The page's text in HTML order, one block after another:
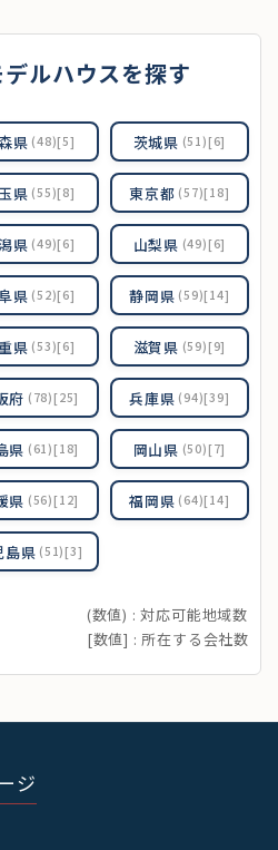
ルハウスを探す
県 (48)[5] 茨城県 (51)[6]
県 (55)[8] 東京都 (57)[18]
県 (49)[6] 山梨県 (49)[6]
県 (52)[6] 静岡県 (59)[14]
県 (53)[6] 滋賀県 (59)[9]
府 (78)[25] 兵庫県 (94)[39]
県 (61)[18] 岡山県 (50)[7]
県 (56)[12] 福岡県 (64)[14]
島県 (51)[3]
(数値) : 対応可能地域数
[数値] : 所在する会社数
ジ